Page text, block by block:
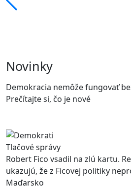
Novinky
Demokracia nemôže fungovať
Prečítajte si, čo je nové
Tlačové správy
Robert Fico vsadil na zlú kartu.
ukazujú, že z Ficovej politiky
Maďarsko